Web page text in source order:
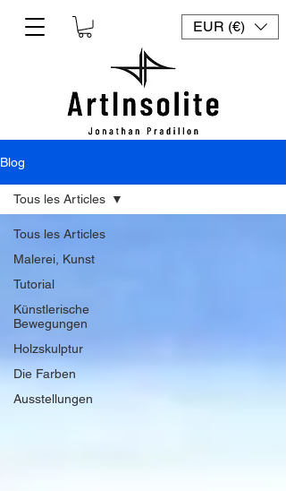
EUR (€)
Blog
Tous les Articles
Malerei, Kunst
Tutorial
Künstlerische
Bewegungen
Holzskulptur
Die Farben
Ausstellungen
Tous les Articles